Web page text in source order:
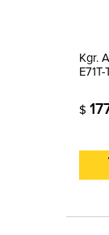
Kgr.
$